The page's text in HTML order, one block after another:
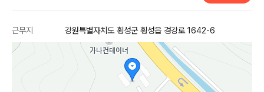
근무지 강원특별자치도 횡성군 횡성읍 경강로 1642-6